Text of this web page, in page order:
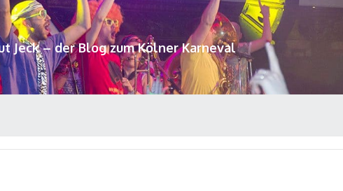
Jeck – der Blog zum Kölner Karneval